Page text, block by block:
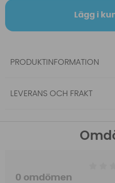
Lägg i
PRODUKTINFORMATION
LEVERANS OCH FRAKT
0 omdömen